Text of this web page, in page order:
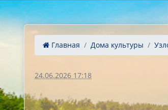
Главная Дома культуры
24.06.2026 17:18